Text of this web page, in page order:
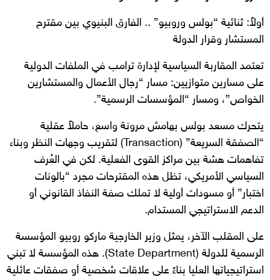
أولاً: ثنائية “بولس وروبيو” .. الفارق البنيوي بين مقترح
المستشار وقرار الدولة
تعتمد المقاربة السياسية لإدارة ترامب في الملفات الدولية
على مسارين متوازيين: مسار “رجال الأعمال والمستشارين
الخواص”، ومسار “المؤسسات الرسمية”.
يتحرك مسعد بولس بهامش مرونة واسع، حاملاً عقلية
“الصفقة السريعة” (Transaction) لتقريب وجهات النظر وبناء
تفاهمات هشة بين مراكز القوى الفعلية. لكن في العُرف
السياسي الأمريكي، تظل هذه المقترحات مجرد “بالونات
اختبار” أو مسودات أولية لا تملك صفة النفاذ القانوني أو
الدعم الاستراتيجي المستدام.
على المقلب الآخر، يمثل وزير الخارجية ماركو روبيو المؤسسة
الرسمية للدولة (State Department). هذه المؤسسة لا تبني
استراتيجياتها العليا بناءً على علاقات شخصية أو صفقات عائلية